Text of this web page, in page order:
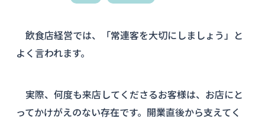
飲食店経営では、「常連客を大切にしましょう」と
よく言われます。
実際、何度も来店してくださるお客様は、お店にと
ってかけがえのない存在です。開業直後から支えてく